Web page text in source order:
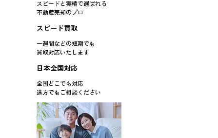
スピードと実績で選ばれる
不動産売却のプロ
スピード買取
一週間などの短期でも
買取対応いたします
日本全国対応
全国どこでも対応
遠方でもご相談ください